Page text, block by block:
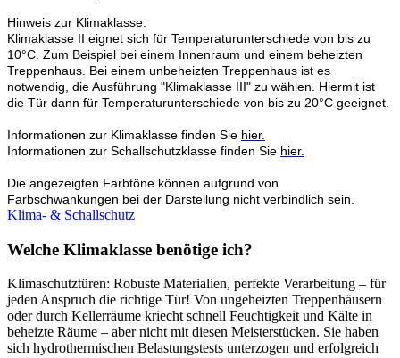
Hinweis zur Klimaklasse:
Klimaklasse II eignet sich für Temperaturunterschiede von bis zu
10°C. Zum Beispiel bei einem Innenraum und einem beheizten
Treppenhaus. Bei einem unbeheizten Treppenhaus ist es
notwendig, die Ausführung "Klimaklasse III" zu wählen. Hiermit ist
die Tür dann für Temperaturunterschiede von bis zu 20°C geeignet.
Informationen zur Klimaklasse finden Sie hier.
Informationen zur Schallschutzklasse finden Sie hier.
Die angezeigten Farbtöne können aufgrund von
Farbschwankungen bei der Darstellung nicht verbindlich sein.
Klima- & Schallschutz
Welche Klimaklasse benötige ich?
Klimaschutztüren: Robuste Materialien, perfekte Verarbeitung – für
jeden Anspruch die richtige Tür! Von ungeheizten Treppenhäusern
oder durch Kellerräume kriecht schnell Feuchtigkeit und Kälte in
beheizte Räume – aber nicht mit diesen Meisterstücken. Sie haben
sich hydrothermischen Belastungstests unterzogen und erfolgreich